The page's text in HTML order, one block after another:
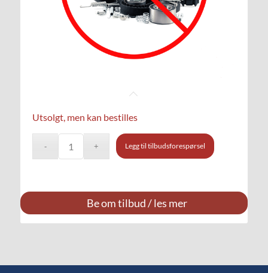
Utsolgt, men kan bestilles
Legg til tilbudsforespørsel
Be om tilbud / les mer